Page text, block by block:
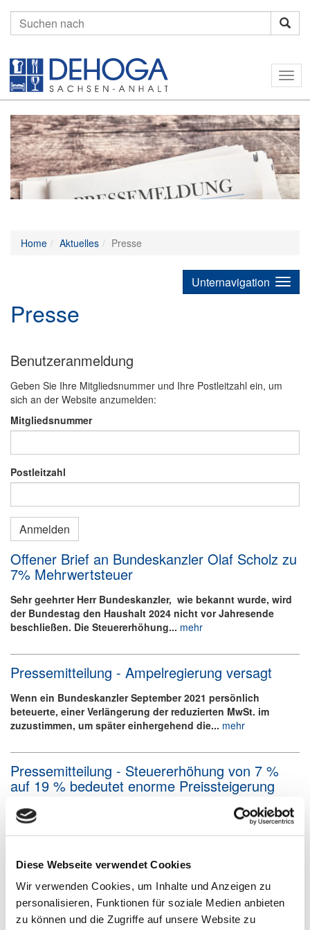
Diese Webseite verwendet Cookies
Wir verwenden Cookies, um Inhalte und Anzeigen zu
personalisieren, Funktionen für soziale Medien anbieten
zu können und die Zugriffe auf unsere Website zu
nach:
Home Aktuelles Presse
Unternavigation
Presse
Benutzeranmeldung
Geben Sie Ihre Mitgliedsnummer und Ihre Postleitzahl ein, um
sich an der Website anzumelden:
Mitgliedsnummer
Postleitzahl
Offener Brief an Bundeskanzler Olaf Scholz zu
7% Mehrwertsteuer
Sehr geehrter Herr Bundeskanzler, wie bekannt wurde, wird
der Bundestag den Haushalt 2024 nicht vor Jahresende
beschließen. Die Steuererhöhung... mehr
Pressemitteilung - Ampelregierung versagt
Wenn ein Bundeskanzler September 2021 persönlich
beteuerte, einer Verlängerung der reduzierten MwSt. im
zuzustimmen, um später einhergehend die... mehr
Pressemitteilung - Steuererhöhung von 7 %
auf 19 % bedeutet enorme Preissteigerung
Gastronomie MUSS leben und für JEDEN zugänglich sein!!
Derzeit steht unsere Branche vor existenzgefährdeten
Herausforderungen, die sich mehr... mehr
Pressemeldung - Prozess zur Arbeits- und
Fachkräftestrategie für den Sachsen-Anhalt
Tourismus gestartet